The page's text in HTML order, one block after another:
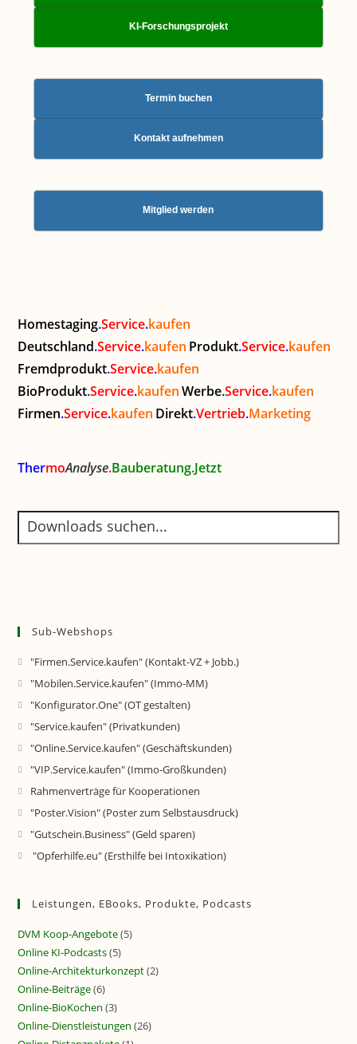
KI-Forschungsprojekt
Termin buchen
Kontakt aufnehmen
Mitglied werden
Homestaging.Service.kaufen
Deutschland.Service.kaufen Produkt.Service.kaufen
Fremdprodukt.Service.kaufen
BioProdukt.Service.kaufen Werbe.Service.kaufen
Firmen.Service.kaufen Direkt.Vertrieb.Marketing
ThermoAnalyse.Bauberatung.Jetzt
Sub-Webshops
"Firmen.Service.kaufen" (Kontakt-VZ + Jobb.)
"Mobilen.Service.kaufen" (Immo-MM)
"Konfigurator.One" (OT gestalten)
"Service.kaufen" (Privatkunden)
"Online.Service.kaufen" (Geschäftskunden)
"VIP.Service.kaufen" (Immo-Großkunden)
Rahmenverträge für Kooperationen
"Poster.Vision" (Poster zum Selbstausdruck)
"Gutschein.Business" (Geld sparen)
"Opferhilfe.eu" (Ersthilfe bei Intoxikation)
Leistungen, EBooks, Produkte, Podcasts
DVM Koop-Angebote(5)
Online KI-Podcasts(5)
Online-Architekturkonzept(2)
Online-Beiträge(6)
Online-BioKochen (3)
Online-Dienstleistungen (26)